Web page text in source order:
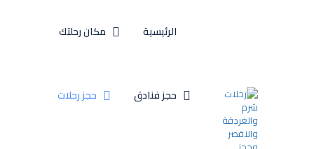
الرئيسية مكان رحلتك
حجز فنادق حجز رحلات